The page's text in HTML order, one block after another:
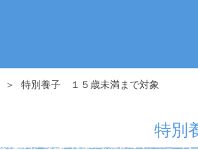
特別養子 １５歳未満まで対象
特別